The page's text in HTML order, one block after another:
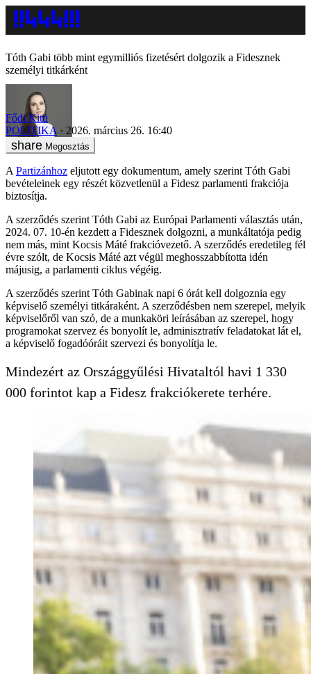
Tóth Gabi több mint egymilliós fizetésért dolgozik a Fidesznek
személyi titkárként
Fődi Kitti
POLITIKA
2026. március 26. 16:40
Megosztás
A Partizánhoz eljutott egy dokumentum, amely szerint Tóth Gabi
bevételeinek egy részét közvetlenül a Fidesz parlamenti frakciója
biztosítja.
A szerződés szerint Tóth Gabi az Európai Parlamenti választás után,
2024. 07. 10-én kezdett a Fidesznek dolgozni, a munkáltatója pedig
nem más, mint Kocsis Máté frakcióvezető. A szerződés eredetileg fél
évre szólt, de Kocsis Máté azt végül meghosszabbította idén
májusig, a parlamenti ciklus végéig.
A szerződés szerint Tóth Gabinak napi 6 órát kell dolgoznia egy
képviselő személyi titkáraként. A szerződésben nem szerepel, melyik
képviselőről van szó, de a munkaköri leírásában az szerepel, hogy
programokat szervez és bonyolít le, adminisztratív feladatokat lát el,
a képviselő fogadóóráit szervezi és bonyolítja le.
Mindezért az Országgyűlési Hivataltól havi 1 330
000 forintot kap a Fidesz frakciókerete terhére.